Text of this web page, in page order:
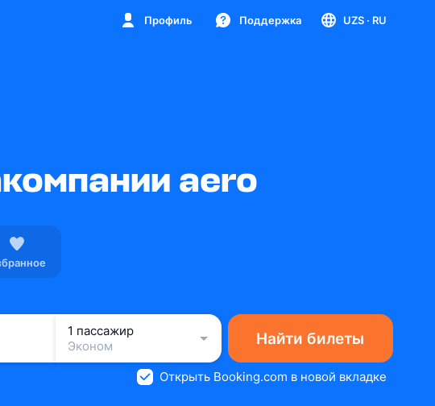
Профиль Поддержка UZS · RU
aero
1 пассажир
Эконом
Найти билеты
Открыть Booking.com в новой вкладке